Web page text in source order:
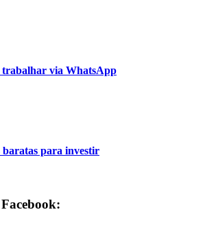
trabalhar via WhatsApp
para investir